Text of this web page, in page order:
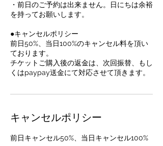
・前日のご予約は出来ません。日にちは余裕
を持ってお願いします。
●キャンセルポリシー
前日50%、当日100%のキャンセル料を頂い
ております。
チケットご購入後の返金は、次回振替、もし
くはpaypay送金にて対応させて頂きます。
キャンセルポリシー
前日キャンセル50%、当日キャンセル100%